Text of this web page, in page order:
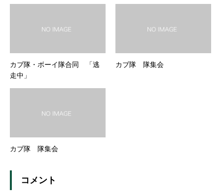
カブ隊・ボーイ隊合同 「逃
走中」
カブ隊 隊集会
カブ隊 隊集会
コメント